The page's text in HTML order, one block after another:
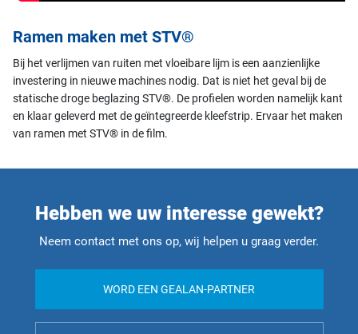
Ramen maken met STV®
Bij het verlijmen van ruiten met vloeibare lijm is een aanzienlijke
investering in nieuwe machines nodig. Dat is niet het geval bij de
statische droge beglazing STV®. De profielen worden namelijk kant
en klaar geleverd met de geïntegreerde kleefstrip. Ervaar het maken
van ramen met STV® in de film.
Hebben we uw interesse gewekt?
Neem contact met ons op, wij helpen u graag verder.
WORD EEN GEALAN-PARTNER